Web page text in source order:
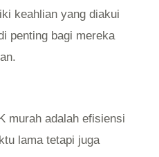
keahlian yang diakui
penting bagi mereka
murah adalah efisiensi
lama tetapi juga